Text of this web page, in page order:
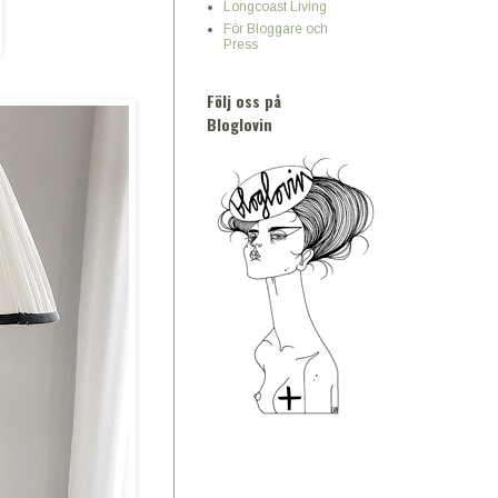
Longcoast Living
För Bloggare och
Press
Följ oss på
Bloglovin